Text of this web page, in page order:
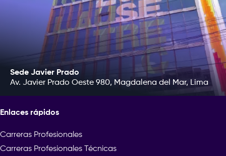
Sede Javier Prado
Av. Javier Prado Oeste 980, Magdalena del Mar, Lima
Enlaces rápidos
Carreras Profesionales
Carreras Profesionales Técnicas